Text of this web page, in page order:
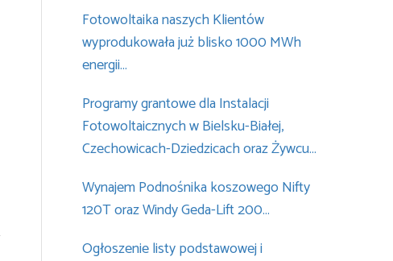
Fotowoltaika naszych Klientów
wyprodukowała już blisko 1000 MWh
energii…
Programy grantowe dla Instalacji
Fotowoltaicznych w Bielsku-Białej,
Czechowicach-Dziedzicach oraz Żywcu…
Wynajem Podnośnika koszowego Nifty
120T oraz Windy Geda-Lift 200…
Ogłoszenie listy podstawowej i